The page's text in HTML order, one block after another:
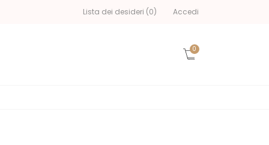
Lista dei desideri (0) Accedi
0